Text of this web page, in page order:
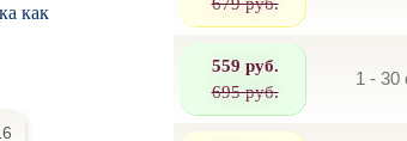
559 руб.
695 руб.
1 - 30
как